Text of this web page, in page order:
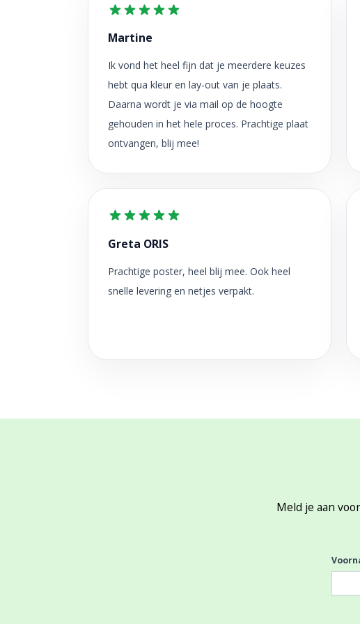
Martine
Ik vond het heel fijn dat je meerdere keuzes
hebt qua kleur en lay-out van je plaats.
Daarna wordt je via mail op de hoogte
gehouden in het hele proces. Prachtige plaat
ontvangen, blij mee!
Greta ORIS
Prachtige poster, heel blij mee. Ook heel
snelle levering en netjes verpakt.
Meld je aan